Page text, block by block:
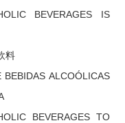
BEVERAGES IS
料
ALCOÓLICAS
BEVERAGES TO